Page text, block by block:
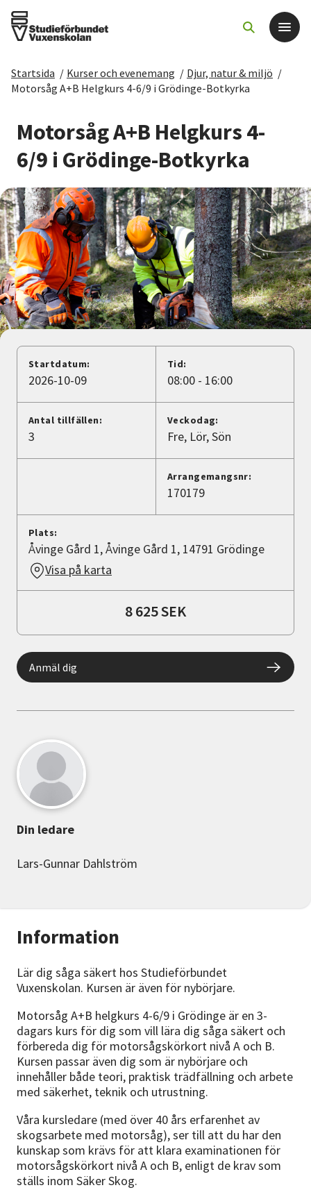
Det här gör vi
För dig som
Sök kurser och evenemang
Om SV
Starta studiecirkel
Cirkelledare
Nyheter
Avdelningar
Lyssna
Startsida / Kurser och evenemang / Djur, natur & miljö /
Motorsåg A+B Helgkurs 4-6/9 i Grödinge-Botkyrka
Motorsåg A+B Helgkurs 4-
6/9 i Grödinge-Botkyrka
Information
Lär dig såga säkert hos Studieförbundet
Vuxenskolan. Kursen är även för nybörjare.
Motorsåg A+B helgkurs 4-6/9 i Grödinge är en 3-
dagars kurs för dig som vill lära dig såga säkert och
förbereda dig för motorsågskörkort nivå A och B.
Kursen passar även dig som är nybörjare och
innehåller både teori, praktisk trädfällning och arbete
med säkerhet, teknik och utrustning.
Våra kursledare (med över 40 års erfarenhet av
skogsarbete med motorsåg), ser till att du har den
kunskap som krävs för att klara examinationen för
motorsågskörkort nivå A och B, enligt de krav som
ställs inom Säker Skog.
Startdatum:
2026-10-09
Tid:
08:00 - 16:00
Antal tillfällen:
3
Veckodag:
Fre Lör Sön
Arrangemangsnr:
170179
Plats:
Åvinge Gård 1, Åvinge Gård 1, 14791 Grödinge
Visa på karta
8 625 SEK
Anmäl dig
Din ledare
Lars-Gunnar Dahlström